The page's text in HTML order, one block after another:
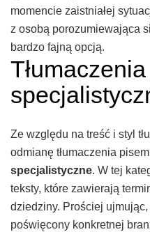
momencie zaistniałej
z osobą porozumiewająca
bardzo fajną opcją.
Tłumaczenia
Ze względu na treść i styl
odmianę tłumaczenia
specjalistyczne. W tej
teksty, które zawierają
dziedziny. Prościej ujmując,
poświęcony konkretnej